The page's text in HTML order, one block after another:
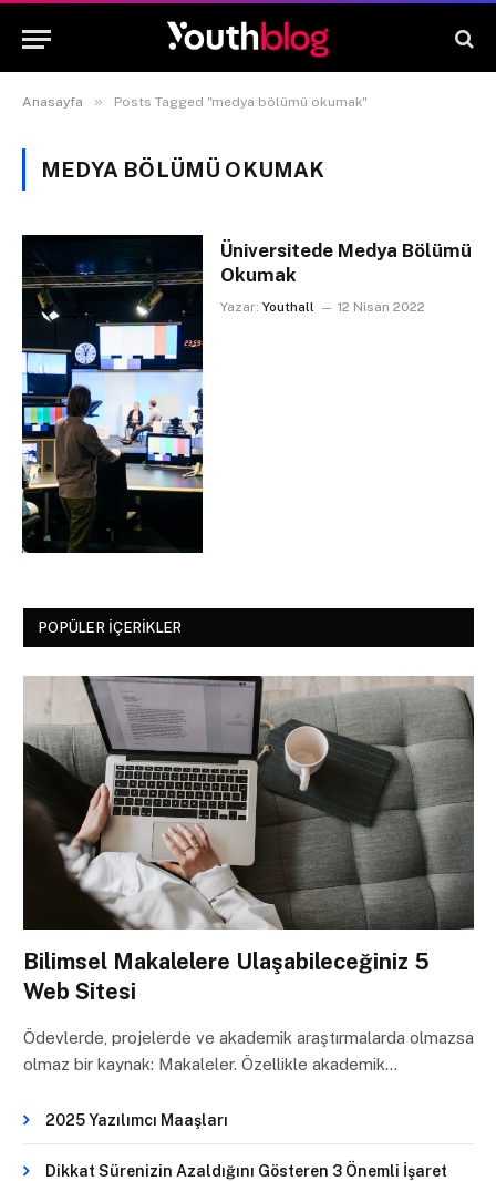
Anasayfa » Posts Tagged "medya bölümü okumak"
MEDYA BÖLÜMÜ OKUMAK
Üniversitede Medya Bölümü
Okumak
Yazar: Youthall 12 Nisan 2022
POPÜLER İÇERIKLER
Bilimsel Makalelere Ulaşabileceğiniz 5
Web Sitesi
Ödevlerde, projelerde ve akademik araştırmalarda olmazsa
olmaz bir kaynak: Makaleler. Özellikle akademik…
2025 Yazılımcı Maaşları
Dikkat Sürenizin Azaldığını Gösteren 3 Önemli İşaret